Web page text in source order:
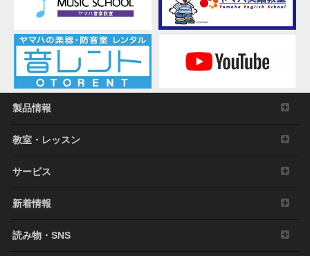
製品情報
教室・レッスン
サービス
新着情報
読み物・SNS